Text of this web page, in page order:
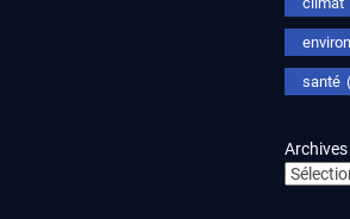
santé
Archives